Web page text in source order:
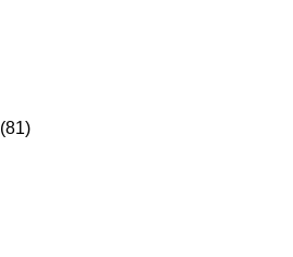
(81)